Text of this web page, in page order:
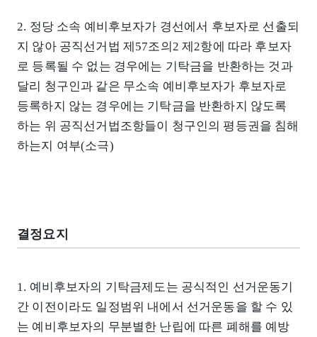
2. 정당 소속 예비후보자가 경선에서 후보자로 선출되
지 않아 공직선거법 제57조의2 제2항에 따라 후보자
로 등록될 수 없는 경우에는 기탁금을 반환하는 것과
달리 청구인과 같은 무소속 예비후보자가 후보자로
등록하지 않는 경우에는 기탁금을 반환하지 않도록
하는 위 공직선거법조항들이 청구인의 평등권을 침해
하는지 여부(소극)
결정요지
1. 예비후보자의 기탁금제도는 공식적인 선거운동기
간 이전이라도 일정범위 내에서 선거운동을 할 수 있
는 예비후보자의 무분별한 난립에 따른 폐해를 예방